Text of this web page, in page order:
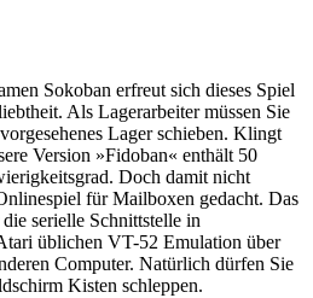
Sokoban erfreut sich dieses Spiel
Als Lagerarbeiter müssen Sie
Lager schieben. Klingt
Version »Fidoban« enthält 50
Doch damit nicht
für Mailboxen gedacht. Das
serielle Schnittstelle in
üblichen VT-52 Emulation über
Computer. Natürlich dürfen Sie
Kisten schleppen.